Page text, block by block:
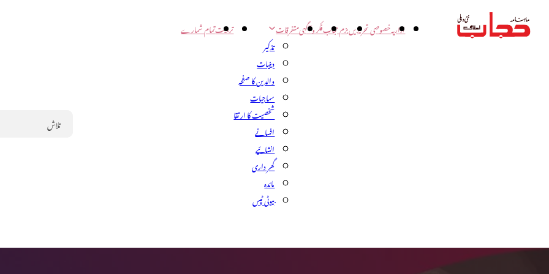
اداریہخصوصی تحریریںبزم حجابفکر و آگہیمتفرقات
تذکیر
دینیات
والدین کا صفحہ
سماجیات
شخصیت کا ارتقا
افسانے
انشائیے
گھر داری
مائدہ
بیوٹی ٹپس
تربیتتمام شمارے
Search